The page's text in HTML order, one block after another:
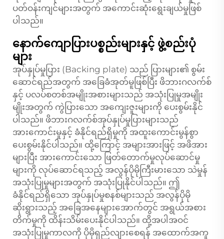
ပတ်ဝန်းကျင်များအတွက် အကောင်းဆုံးရွေးချယ်မှုဖြစ်
ပါသည်။
နောက်ကျောပြားပစ္စည်းများနှင့် ဖွဲ့စည်းပုံ
များ
အုပ်နှုပ်မှုပြား (Backing plate) သည် ပြားများ၏ စွမ်း
ဆောင်ရည်အတွက် အခြေခံအုတ်မူဖြစ်ပြီး ဖိဘားဂလက်စ်
နှင့် ပလပ်စတစ်အမျိုးအစားများသည် အသုံးပြုမှုအမျိုး
မျိုးအတွက် ကွဲပြားသော အကျေးဇူးများကို ပေးစွမ်းနိုင်
ပါသည်။ ဖိဘားဂလက်စ်အုပ်နှုပ်မှုပြားများသည်
အားကောင်းမှုနှင့် ခံနိုင်ရည်ရှိမှုကို အထူးကောင်းမွန်စွာ
ပေးစွမ်းနိုင်ပါသည်။ ထို့ကြောင့် အများအားဖြင့် အဖိအား
များပြီး အားကောင်းသော ဖြတ်တောက်မှုလုပ်ဆောင်မှု
များကို လုပ်ဆောင်ရသည့် အလွန်ပိုမိုကြီးမားသော သဲမှုန်
အသုံးပြုမှုများအတွက် အသုံးပြုနိုင်ပါသည်။ ဤ
ခံနိုင်ရည်ရှိသော အုပ်နှုပ်မှုစနစ်များသည် အလွန်ပိုမို
ဆိုးရွားသည့် အခြေအနေများအောက်တွင် အရွယ်အစား
တိက်မှုကို ထိန်းသိမ်းပေးနိုင်ပါသည်။ ထို့အပါအဝင်
အသုံးပြုမှုကာလကို ပိုမိုရှည်လျားစေရန် အထောက်အကူ